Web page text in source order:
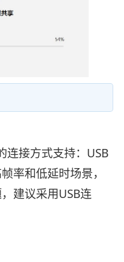
连接方式支持：USB
率和低延时场景，
建议采用USB连